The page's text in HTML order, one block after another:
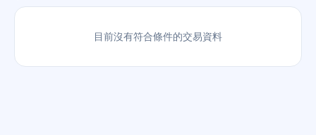
目前沒有符合條件的交易資料